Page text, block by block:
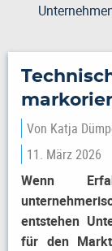
Von Katja
11. März 2026
Wenn
entstehen
für den